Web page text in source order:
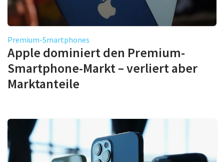
Premium-Smartphones
Apple dominiert den Premium-
Smartphone-Markt – verliert aber
Marktanteile